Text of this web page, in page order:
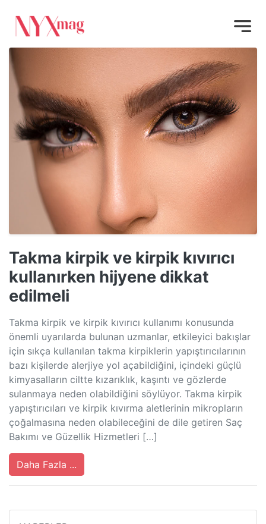
Takma kirpik ve kirpik kıvırıcı
kullanırken hijyene dikkat
edilmeli
Takma kirpik ve kirpik kıvırıcı kullanımı konusunda
önemli uyarılarda bulunan uzmanlar, etkileyici bakışlar
için sıkça kullanılan takma kirpiklerin yapıştırıcılarının
bazı kişilerde alerjiye yol açabildiğini, içindeki güçlü
kimyasalların ciltte kızarıklık, kaşıntı ve gözlerde
sulanmaya neden olabildiğini söylüyor. Takma kirpik
yapıştırıcıları ve kirpik kıvırma aletlerinin mikropların
çoğalmasına neden olabileceğini de dile getiren Saç
Bakımı ve Güzellik Hizmetleri […]
Daha Fazla ...